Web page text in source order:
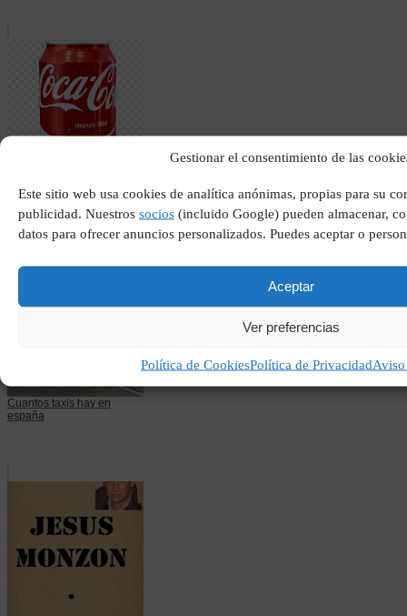
Gestionar el consentimiento de las
Este sitio web usa cookies de analítica anónimas, propias para su
publicidad. Nuestros socios (incluido Google) pueden almacenar,
datos para ofrecer anuncios personalizados. Puedes aceptar o
Aceptar
Ver preferencias
Política de CookiesPolítica de Privacidad
Cuantos taxis hay en
españa